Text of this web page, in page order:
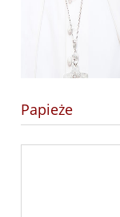
Papieże